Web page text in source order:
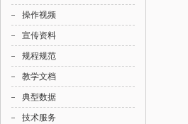
操作视频
宣传资料
规程规范
教学文档
典型数据
技术服务